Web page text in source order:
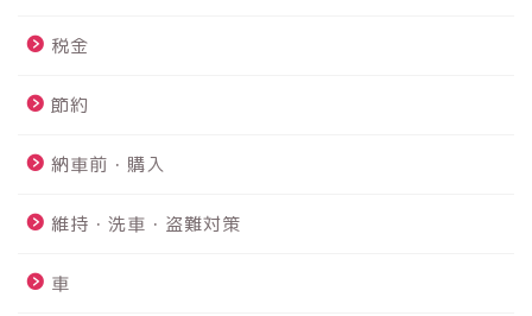
税金
節約
納車前・購入
維持・洗車・盗難対策
車